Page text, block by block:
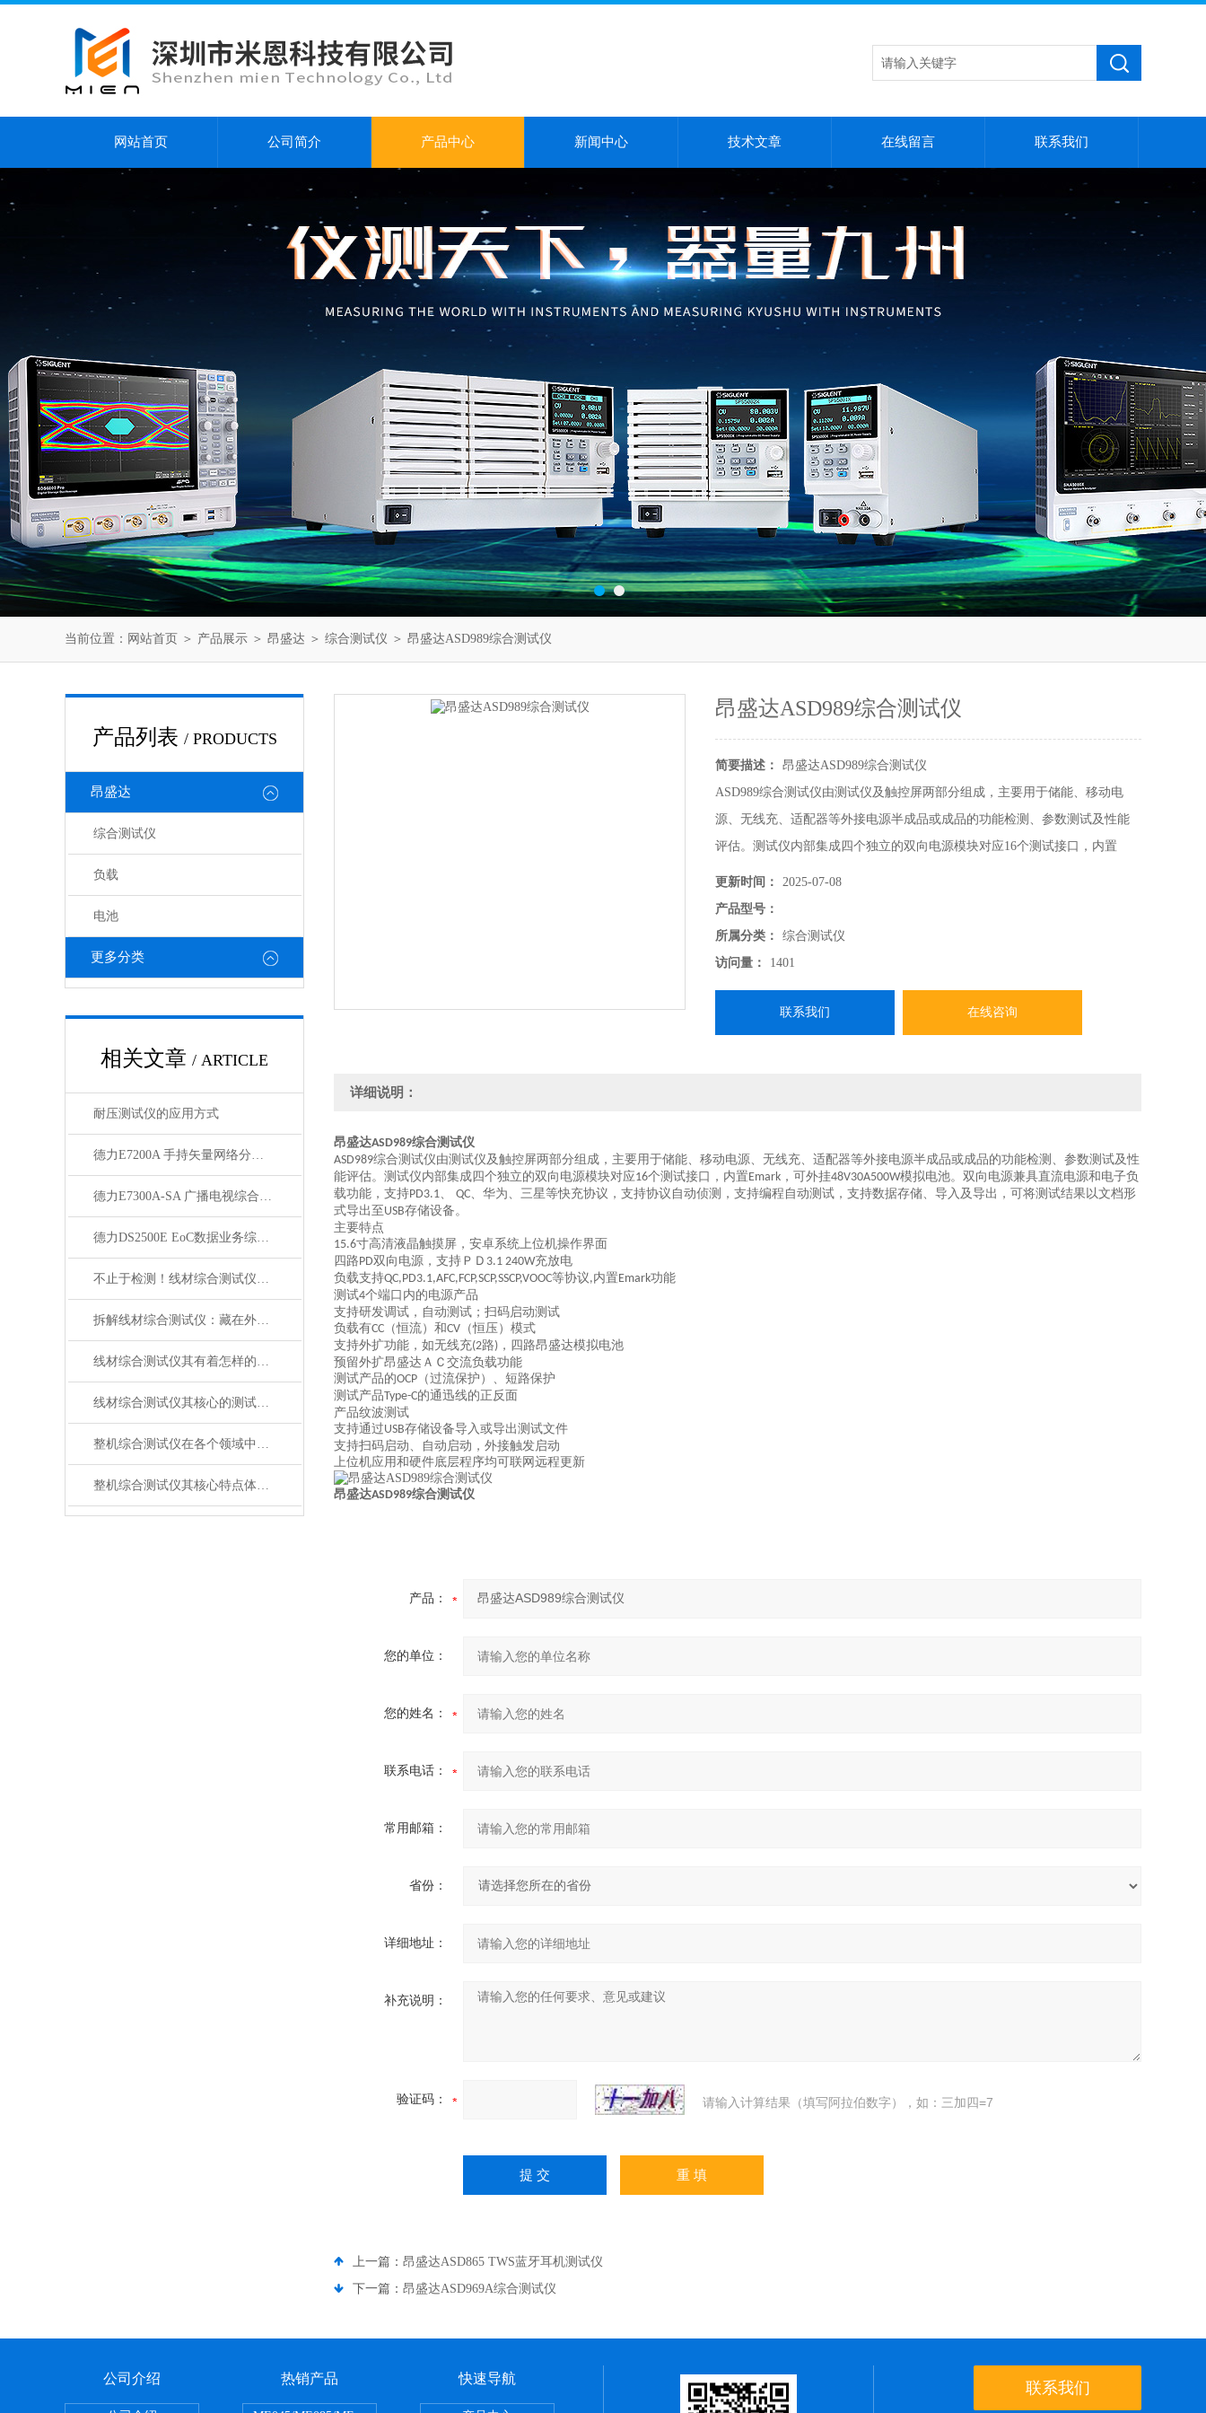
网站首页 公司简介 产品中心 新闻中心 技术文章 在线留言 联系我们
当前位置： 网站首页 ＞ 产品展示 ＞ 昂盛达 ＞ 综合测试仪 ＞ 昂盛达ASD989综合测试仪
产品列表 / PRODUCTS
昂盛达
综合测试仪
负载
电池
更多分类
相关文章 / ARTICLE
耐压测试仪的应用方式
德力E7200A 手持矢量网络分析仪（300kHz-3GHz）
德力E7300A-SA 广播电视综合测试仪（300kHz~3GHz）
德力DS2500E EoC数据业务综合测试仪
不止于检测！线材综合测试仪的应用边界，竟覆盖这么多关键场景
拆解线材综合测试仪：藏在外壳里的精密结构，藏着哪些硬核秘密？
线材综合测试仪其有着怎样的优势呢？
线材综合测试仪其核心的测试模块是什么？
整机综合测试仪在各个领域中都有着广泛的作用
整机综合测试仪其核心特点体现在以下方面
昂盛达ASD989综合测试仪
简要描述：
昂盛达ASD989综合测试仪
ASD989综合测试仪由测试仪及触控屏两部分组成，主要用于储能、移动电
源、无线充、适配器等外接电源半成品或成品的功能检测、参数测试及性能
评估。测试仪内部集成四个独立的双向电源模块对应16个测试接口，内置
Emark，可外挂48V30A500W模拟电池。
更新时间：
2025-07-08
产品型号：
所属分类：
综合测试仪
访问量：
1401
联系我们 在线咨询
详细说明：
昂盛达ASD989综合测试仪
ASD989综合测试仪由测试仪及触控屏两部分组成，主要用于储能、移动电源、无线充、适配器等外接电源半成品或成品的功能检测、参数测试及性
能评估。测试仪内部集成四个独立的双向电源模块对应16个测试接口，内置Emark ，可外挂48V30A500W模拟电池。双向电源兼具直流电源和电子负
载功能，支持PD3.1、 QC、华为、三星等快充协议，支持协议自动侦测，支持编程自动测试，支持数据存储、导入及导出，可将测试结果以文档形
式导出至 USB存储设备。
主要特点
15.6寸高清液晶触摸屏，安卓系统上位机操作界面
四路PD双向电源，支持ＰＤ 3.1 240W充放电
负载支持QC,PD3.1,AFC,FCP,SCP,SSCP,VOOC等协议,内置Emark功能
测试4个端口内的电源产品
支持研发调试，自动测试；扫码启动测试
负载有CC （恒流）和CV （恒压）模式
支持外扩功能，如无线充(2路) ，四路昂盛达模拟电池
预留外扩昂盛达ＡＣ交流负载功能
测试产品的OCP （过流保护）、短路保护
测试产品Type-C的通迅线的正反面
产品纹波测试
支持通过USB存储设备导入或导出测试文件
支持扫码启动、自动启动，外接触发启动
上位机应用和硬件底层程序均可联网远程更新
昂盛达ASD989综合测试仪
产品：
您的单位：
您的姓名：
联系电话：
常用邮箱：
省份：
详细地址：
补充说明：
验证码： 请输入计算结果（填写阿拉伯数字），如：三加四=7
上一篇： 昂盛达ASD865 TWS蓝牙耳机测试仪
下一篇： 昂盛达ASD969A综合测试仪
公司介绍 热销产品 快速导航
联系我们